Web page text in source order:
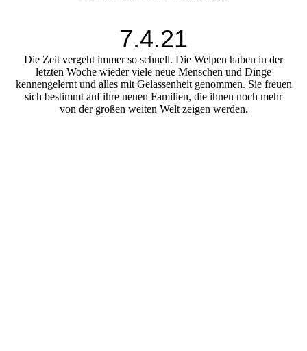
7.4.21
Die Zeit vergeht immer so schnell. Die Welpen haben in der
letzten Woche wieder viele neue Menschen und Dinge
kennengelernt und alles mit Gelassenheit genommen. Sie freuen
sich bestimmt auf ihre neuen Familien, die ihnen noch mehr
von der großen weiten Welt zeigen werden.